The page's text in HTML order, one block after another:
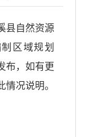
县自然资源
区域规划
布，如有更
况说明。